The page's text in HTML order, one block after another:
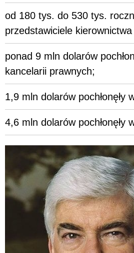
od 180 tys. do 530 tys.
przedstawiciele kierownictwa
ponad 9 mln dolarów
kancelarii prawnych;
1,9 mln dolarów pochłonęły
4,6 mln dolarów pochłonęły